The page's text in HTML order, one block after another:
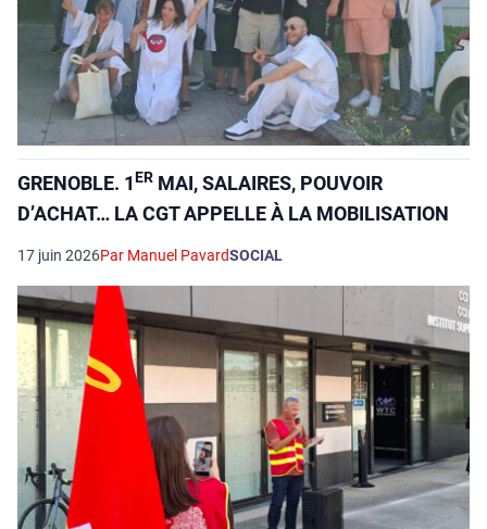
GRENOBLE. 1ER MAI, SALAIRES, POUVOIR
D’ACHAT… LA CGT APPELLE À LA MOBILISATION
17 juin 2026Par Manuel PavardSOCIAL